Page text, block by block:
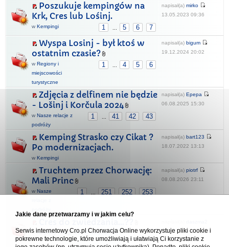
Poszukuje kempingów na
Krk, Cres lub Lośinj.
1 5 6 7
w Kempingi
napisał(a) mirko
13.05.2023 09:36
Wyspa Losinj - był ktoś w
ostatnim czasie?
1 4 5 6
w Regiony i
miejscowości
turystyczne
napisał(a) bigum
19.12.2024 20:02
Zdjęcia z delfinem nie będzie
- Lošinj i Korčula 2024
1 41 42 43
w Nasze relacje z
podróży
napisał(a) Epepa
06.08.2025 15:30
Kemping Strasko czy Cikat ?
Po modernizacjach.
w Kempingi
napisał(a) bart123
18.07.2022 13:13
Truchtem przez Chorwację:
Mali Princ
1 251 252 253
w Nasze
napisał(a) piotrf
08.08.2026 23:11
wRegiony i miejscowości turystyczne
19.06.2025 22:37
Jakie dane przetwarzamy i w jakim celu?
Serwis internetowy Cro.pl Chorwacja Online wykorzystuje pliki cookie i
pokrewne technologie, które umożliwiają i ułatwiają Ci korzystanie z